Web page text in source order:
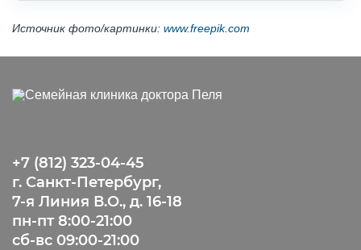
Источник фото/картинки: www.freepik.com
+7 (812) 323-04-45
г. Санкт-Петербург,
7-я Линия В.О., д. 16-18
пн-пт 8:00-21:00
сб-вс 09:00-21:00